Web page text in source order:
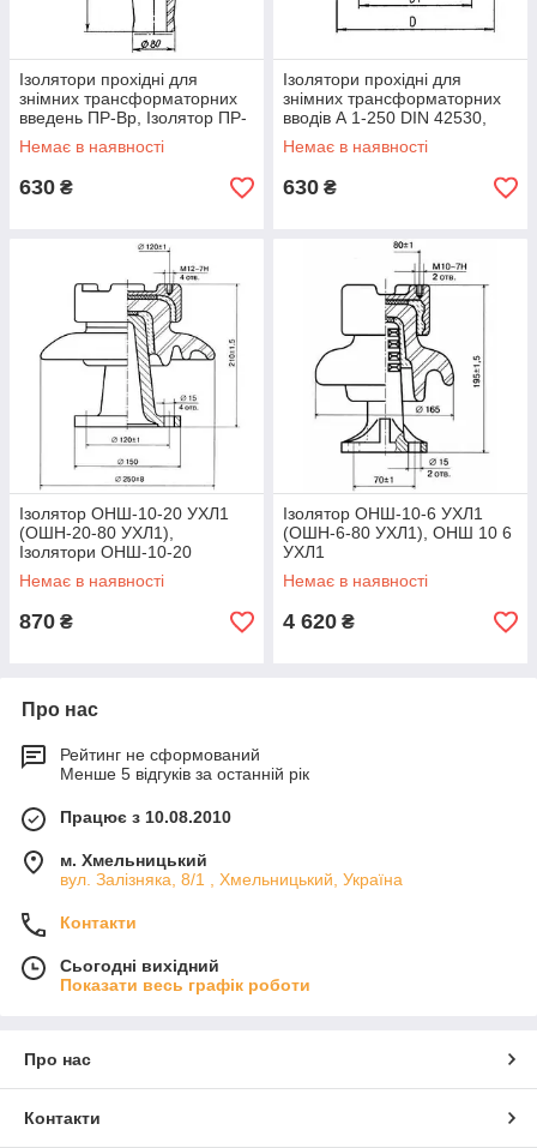
Ізолятори прохідні для
знімних трансформаторних
введень ПР-Вр, Ізолятор ПР-
Вр
Немає в наявності
630 ₴
Ізолятори прохідні для
знімних трансформаторних
вводів А 1-250 DIN 42530,
Ізолятор А 1/250 DIN 42530
Немає в наявності
630 ₴
Ізолятор ОНШ-10-20 УХЛ1
(ОШН-20-80 УХЛ1),
Ізолятори ОНШ-10-20
Немає в наявності
870 ₴
Ізолятор ОНШ-10-6 УХЛ1
(ОШН-6-80 УХЛ1), ОНШ 10 6
УХЛ1
Немає в наявності
4 620 ₴
Про нас
Рейтинг не сформований
Менше 5 відгуків за останній рік
Працює з 10.08.2010
м. Хмельницький
вул. Залізняка, 8/1 , Хмельницький, Україна
Контакти
Сьогодні вихідний
Показати весь графік роботи
Про нас
Контакти